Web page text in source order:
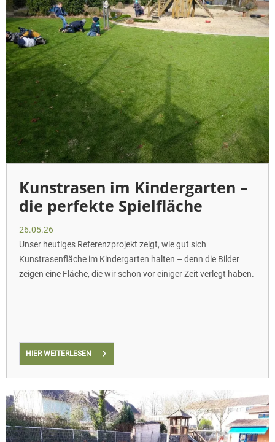
Kunstrasen im Kindergarten –
die perfekte Spielfläche
26.05.26
Unser heutiges Referenzprojekt zeigt, wie gut sich
Kunstrasenfläche im Kindergarten halten – denn die Bilder
zeigen eine Fläche, die wir schon vor einiger Zeit verlegt haben.
HIER WEITERLESEN